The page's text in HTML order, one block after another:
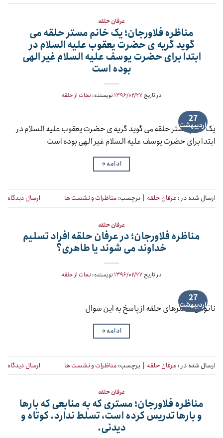
عرفان حلقه
مناظره فلاورجان؛ یک خانم مستر حلقه می
گوید گریه ی حضرت یعقوب علیه السلام در
ابتدا برای حضرت یوسف علیه السلام غیر الهی
بوده است
در تاریخ ۱۳۹۶/۰۲/۲۷ نویسنده: نجات از حلقه
27
اردیبهشت
یک خانم مستر حلقه می گوید گریه ی حضرت یعقوب علیه السلام در
ابتدا برای حضرت یوسف علیه السلام غیر الهی بوده است
ادامه→
ارسال شده در : عرفان حلقه | برچسب: مناظرات و نشست ها ارسال دیدگاه
عرفان حلقه
مناظره فلاورجان؛ در عرفان حلقه افراد تسلیم
خداوند می شوند یا طاهری؟
در تاریخ ۱۳۹۶/۰۲/۲۷ نویسنده: نجات از حلقه
27
اردیبهشت
ناتوانی مَسترهای حلقه از پاسخ به این سوال
ادامه→
ارسال شده در : عرفان حلقه | برچسب: مناظرات و نشست ها ارسال دیدگاه
عرفان حلقه
مناظره فلاورجان؛ مستری که به منابعی که بارها
و بارها تدریس کرده است، تسلط ندارد. کوتاه و
دیدنی.